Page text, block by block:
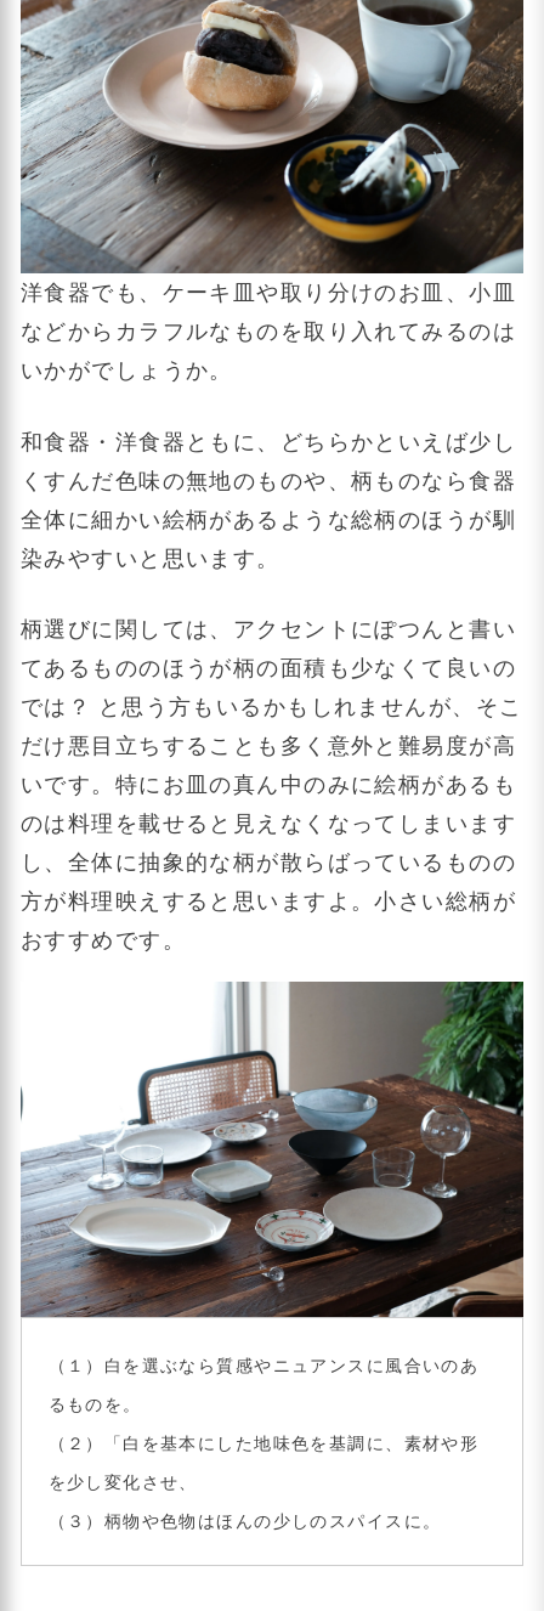
洋食器でも、ケーキ皿や取り分けのお皿、小皿
などからカラフルなものを取り入れてみるのは
いかがでしょうか。
和食器・洋食器ともに、どちらかといえば少し
くすんだ色味の無地のものや、柄ものなら食器
全体に細かい絵柄があるような総柄のほうが馴
染みやすいと思います。
柄選びに関しては、アクセントにぽつんと書い
てあるもののほうが柄の面積も少なくて良いの
では？ と思う方もいるかもしれませんが、そこ
だけ悪目立ちすることも多く意外と難易度が高
いです。特にお皿の真ん中のみに絵柄があるも
のは料理を載せると見えなくなってしまいます
し、全体に抽象的な柄が散らばっているものの
方が料理映えすると思いますよ。小さい総柄が
おすすめです。
（１）白を選ぶなら質感やニュアンスに風合いのあ
るものを。
（２）「白を基本にした地味色を基調に、素材や形
を少し変化させ、
（３）柄物や色物はほんの少しのスパイスに。